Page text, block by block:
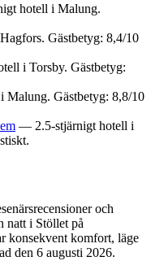
hotell i Malung.
Gästbetyg: 8,4/10
i Torsby. Gästbetyg:
Gästbetyg: 8,8/10
— 2.5-stjärnigt hotell i
och
natt i Stöllet på
konsekvent komfort, läge
den 6 augusti 2026.